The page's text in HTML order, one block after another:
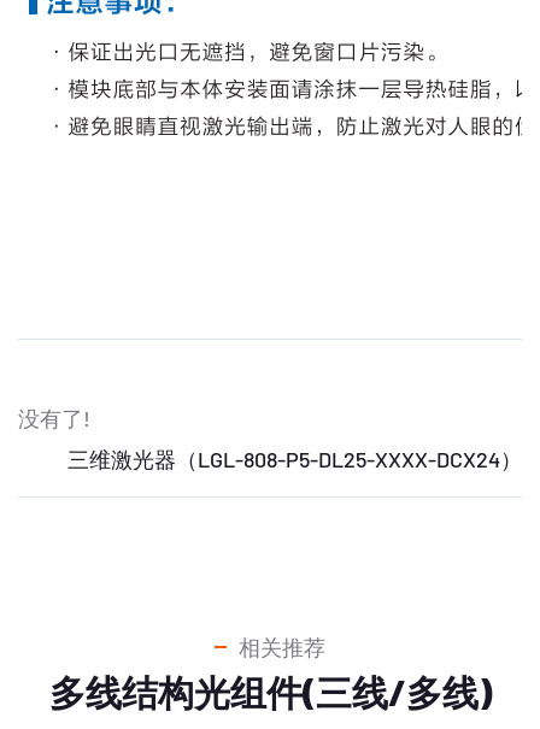
没有了!
三维激光器（LGL-808-P5-DL25-XXXX-DCX24）
相关推荐
多线结构光组件(三线/多线)